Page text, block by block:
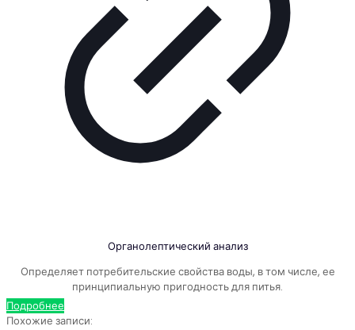
Органолептический анализ
Определяет потребительские свойства воды, в том числе, ее
принципиальную пригодность для питья.
Подробнее
Похожие записи: